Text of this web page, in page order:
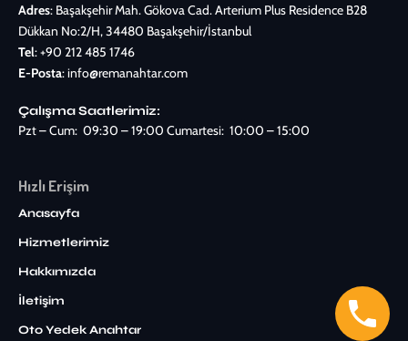
Adres: Başakşehir Mah. Gökova Cad. Arterium Plus Residence B28
Dükkan No:2/H, 34480 Başakşehir/İstanbul
Tel:+90 212 485 1746
E-Posta:info@remanahtar.com
Çalışma Saatlerimiz:
Pzt – Cum: 09:30 – 19:00 Cumartesi: 10:00 – 15:00
Hızlı Erişim
Anasayfa
Hizmetlerimiz
Hakkımızda
İletişim
Oto Yedek Anahtar